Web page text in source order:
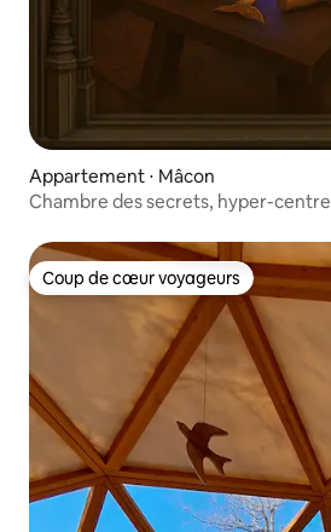
Appartement ⋅ Mâcon
Chambre des secrets, hyper-centre
Coup de cœur voyageurs
Coup de cœur voyageurs